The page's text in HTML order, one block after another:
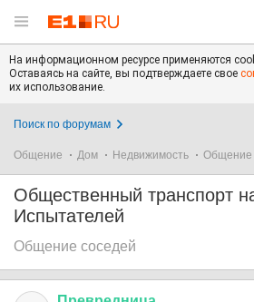
На информационном ресурсе применяются
Оставаясь на сайте, вы подтверждаете свое
их использование.
Поиск по форумам
Общение Дом Недвижимость Общение
Общественный транспорт
Испытателей
Общение соседей